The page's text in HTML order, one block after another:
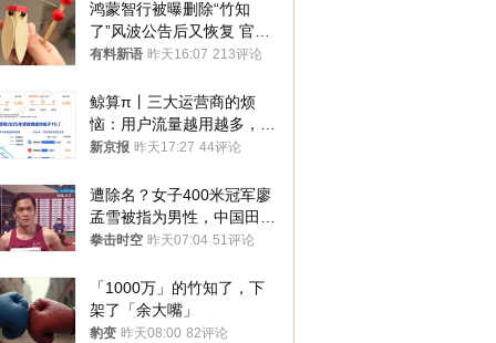
鸿蒙智行被曝删除“竹知
了”风波公告后又恢复 官媒
曾力挺：劝华为要大度的，
有料新语 昨天16:07 213评论
鲸算π丨三大运营商的烦
恼：用户流量越用越多，收
入却越来越少
新京报 昨天17:27 44评论
遭除名？女子400米冠军廖
孟雪被指为男性，中国田协
默不作声
拳击时空 昨天07:04 51评论
「1000万」的竹知了，下
架了「余大嘴」
豹变 昨天08:00 82评论